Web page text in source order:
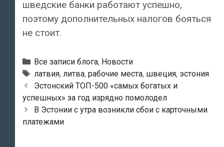
шведские банки работают успешно,
поэтому дополнительных налогов бояться
не стоит.
Рубрики
Все записи блога, Новости
Тэги
латвия, литва, рабочие места, швеция, эстония
Навигация
по
записям
Эстонский ТОП-500 «самых богатых и
успешных» за год изрядно помолодел
В Эстонии с утра возникли сбои с карточными
платежами